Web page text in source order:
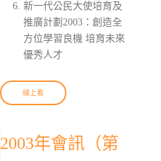
新一代公民大使培育及
推廣計劃2003：創造全
方位學習良機 培育未來
優秀人才
線上看
2003年會訊（第